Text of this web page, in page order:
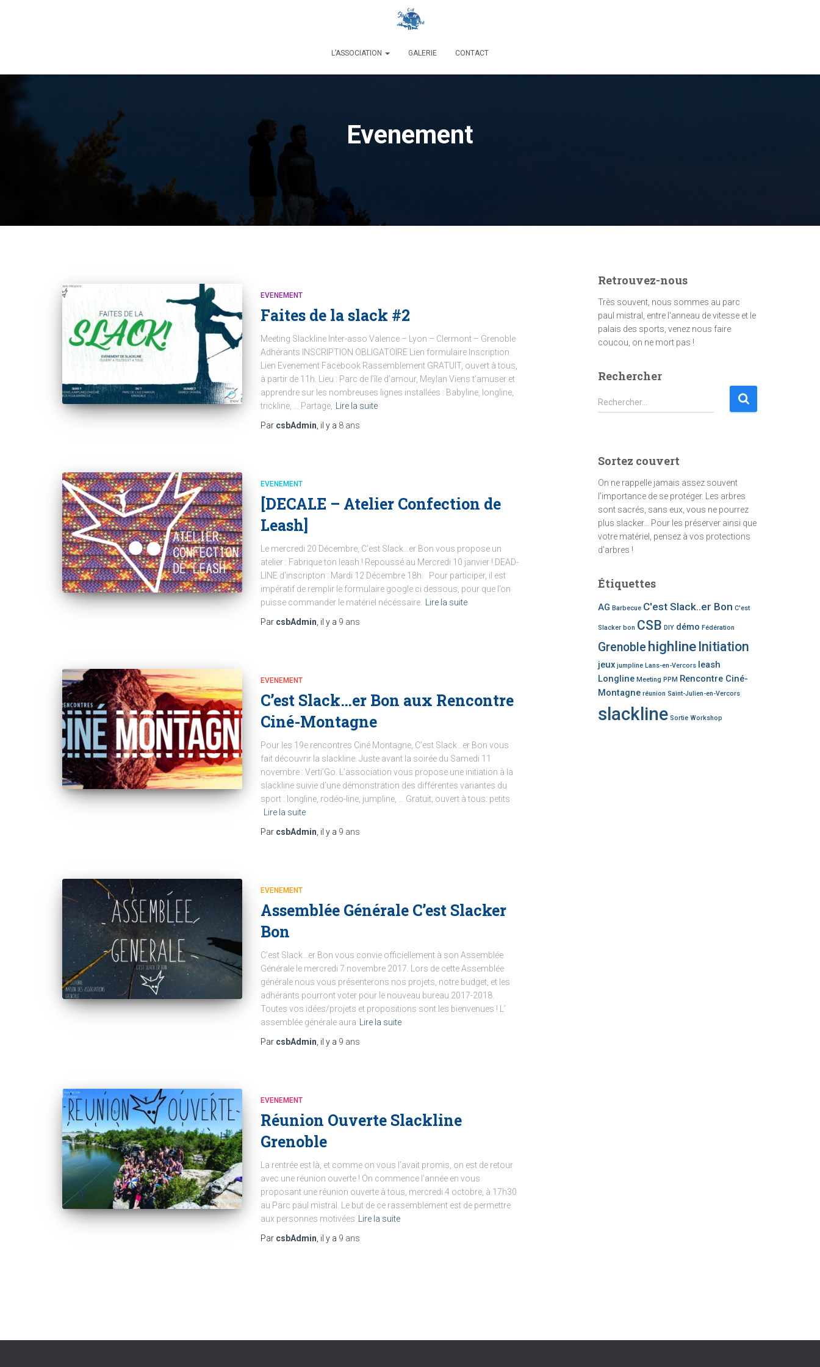
L’ASSOCIATION GALERIE CONTACT
Evenement
EVENEMENT
Faites de la slack #2
Meeting Slackline Inter-asso Valence – Lyon – Clermont – Grenoble
Adhérants INSCRIPTION OBLIGATOIRE Lien formulaire Inscription
Lien Evenement Facebook Rassemblement GRATUIT, ouvert à tous,
à partir de 11h. Lieu : Parc de l’île d’amour, Meylan Viens t’amuser et
apprendre sur les nombreuses lignes installées : Babyline, longline,
trickline, … Partage,
Lire la suite
Par csbAdmin , il y a 8 ans
EVENEMENT
[DECALE – Atelier Confection de
Leash]
Le mercredi 20 Décembre, C’est Slack…er Bon vous propose un
atelier : Fabrique ton leash ! Repoussé au Mercredi 10 janvier ! DEAD-
LINE d’inscripton : Mardi 12 Décembre 18h. Pour participer, il est
impératif de remplir le formulaire google ci dessous, pour que l’on
puisse commander le matériel nécéssaire.
Lire la suite
Par csbAdmin , il y a 9 ans
EVENEMENT
C’est Slack…er Bon aux Rencontre
Ciné-Montagne
Pour les 19e rencontres Ciné Montagne, C’est Slack…er Bon vous
fait découvrir la slackline. Juste avant la soirée du Samedi 11
novembre : Verti’Go. L’association vous propose une initiation à la
slackline suivie d’une démonstration des différentes variantes du
sport : longline, rodéo-line, jumpline, … Gratuit, ouvert à tous: petits
Lire la suite
Par csbAdmin , il y a 9 ans
EVENEMENT
Assemblée Générale C’est Slacker
Bon
C’est Slack…er Bon vous convie officiellement à son Assemblée
Générale le mercredi 7 novembre 2017. Lors de cette Assemblée
générale nous vous présenterons nos projets, notre budget, et les
adhérants pourront voter pour le nouveau bureau 2017-2018.
Toutes vos idées/projets et propositions sont les bienvenues ! L’
assemblée générale aura
Lire la suite
Par csbAdmin , il y a 9 ans
EVENEMENT
Réunion Ouverte Slackline
Grenoble
La rentrée est là, et comme on vous l’avait promis, on est de retour
avec une réunion ouverte ! On commence l’année en vous
proposant une réunion ouverte à tous, mercredi 4 octobre, à 17h30
au Parc paul mistral. Le but de ce rassemblement est de permettre
aux personnes motivées
Lire la suite
Par csbAdmin , il y a 9 ans
Retrouvez-nous
Très souvent, nous sommes au parc
paul mistral, entre l'anneau de vitesse et le
palais des sports, venez nous faire
coucou, on ne mort pas !
Rechercher
Rechercher…
Sortez couvert
On ne rappelle jamais assez souvent
l’importance de se protéger. Les arbres
sont sacrés, sans eux, vous ne pourrez
plus slacker… Pour les préserver ainsi que
votre matériel, pensez à vos protections
d’arbres !
Étiquettes
AG Barbecue C'est Slack..er Bon C'est
Slacker bon CSB DIY démo Fédération
Grenoble highline Initiation
jeux jumpline Lans-en-Vercors leash
Longline Meeting PPM Rencontre Ciné-
Montagne réunion Saint-Julien-en-Vercors
slackline Sortie Workshop